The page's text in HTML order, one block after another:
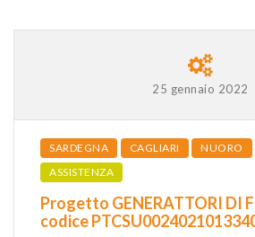
25 gennaio 2022
SARDEGNA CAGLIARI NUORO
ASSISTENZA
Progetto GENERATTORI DI
codice